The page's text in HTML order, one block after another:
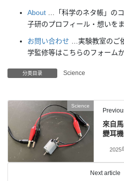
About …「科学のネタ帳」の
子研のプロフィール・想いを
お問い合わせ …実験教室のご
学監修等はこちらのフォーム
分类目录 Science
Science
來自
變耳
2025
Next article